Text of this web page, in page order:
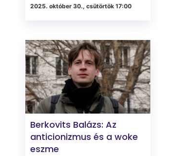
2025. október 30., csütörtök 17:00
Berkovits Balázs: Az
anticionizmus és a woke
eszme